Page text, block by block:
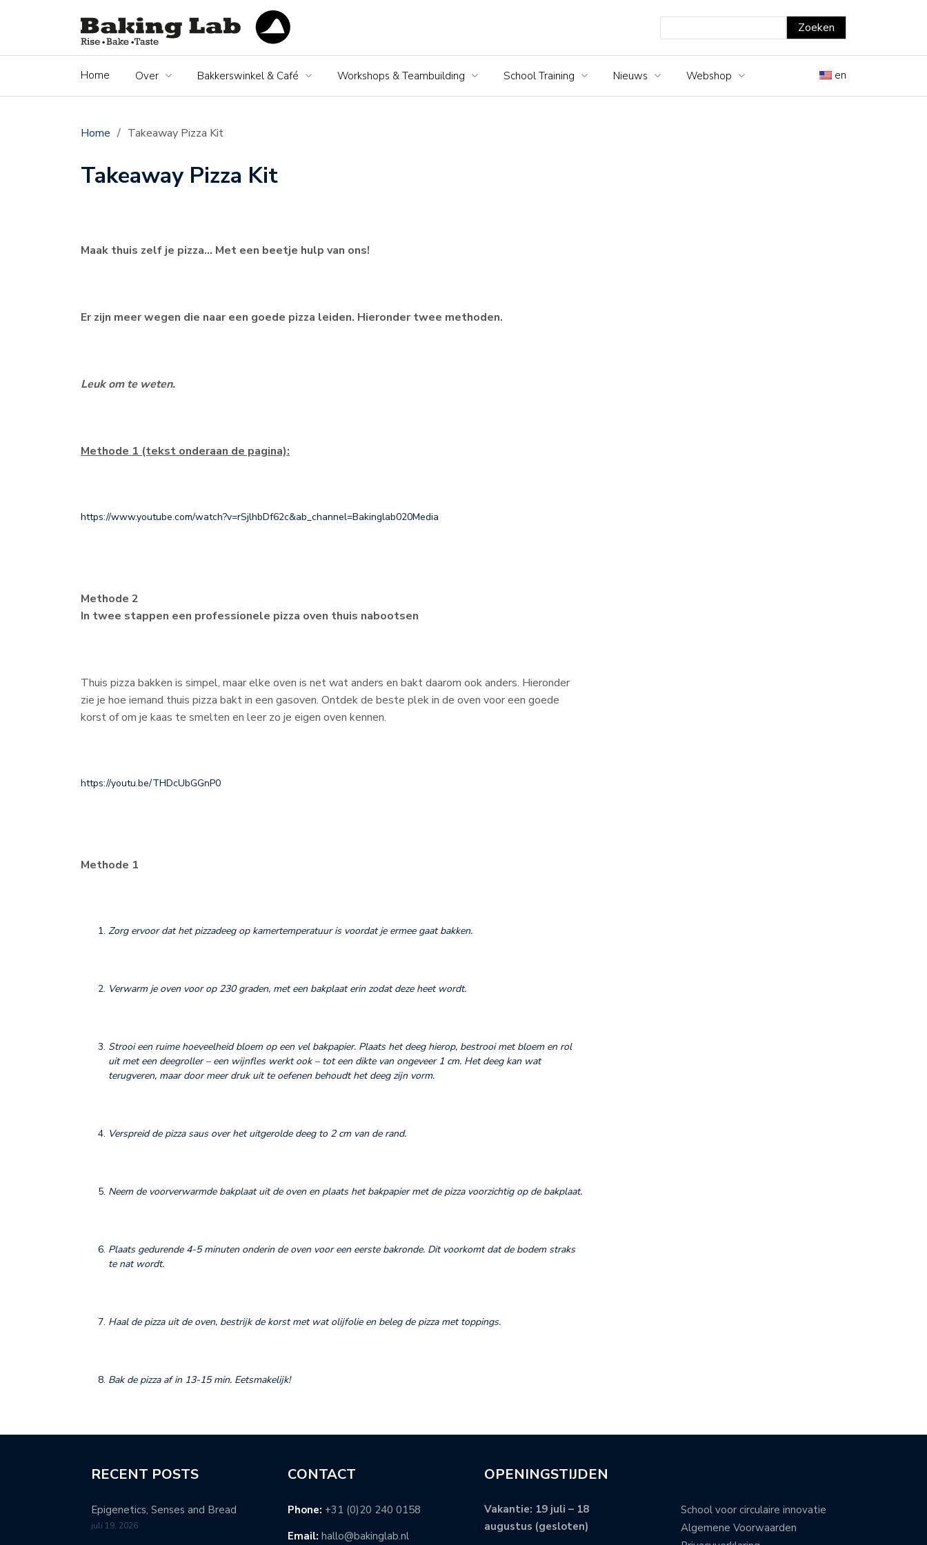
en
Home Over Bakkerswinkel & Café Workshops & Teambuilding School Training Nieuws Webshop
Home / Takeaway Pizza Kit
Takeaway Pizza Kit
Maak thuis zelf je pizza… Met een beetje hulp van ons!
Er zijn meer wegen die naar een goede pizza leiden. Hieronder twee methoden.
Leuk om te weten.
Methode 1 (tekst onderaan de pagina):
https://www.youtube.com/watch?v=rSjlhbDf62c&ab_channel=Bakinglab020Media
Methode 2
In twee stappen een professionele pizza oven thuis nabootsen
Thuis pizza bakken is simpel, maar elke oven is net wat anders en bakt daarom ook anders. Hieronder
zie je hoe iemand thuis pizza bakt in een gasoven. Ontdek de beste plek in de oven voor een goede
korst of om je kaas te smelten en leer zo je eigen oven kennen.
https://youtu.be/THDcUbGGnP0
Methode 1
Zorg ervoor dat het pizzadeeg op kamertemperatuur is voordat je ermee gaat bakken.
Verwarm je oven voor op 230 graden, met een bakplaat erin zodat deze heet wordt.
Strooi een ruime hoeveelheid bloem op een vel bakpapier. Plaats het deeg hierop, bestrooi met bloem en rol
uit met een deegroller – een wijnfles werkt ook – tot een dikte van ongeveer 1 cm. Het deeg kan wat
terugveren, maar door meer druk uit te oefenen behoudt het deeg zijn vorm.
Verspreid de pizza saus over het uitgerolde deeg to 2 cm van de rand.
Neem de voorverwarmde bakplaat uit de oven en plaats het bakpapier met de pizza voorzichtig op de bakplaat.
Plaats gedurende 4-5 minuten onderin de oven voor een eerste bakronde. Dit voorkomt dat de bodem straks
te nat wordt.
Haal de pizza uit de oven, bestrijk de korst met wat olijfolie en beleg de pizza met toppings.
Bak de pizza af in 13-15 min. Eetsmakelijk!
RECENT POSTS
Epigenetics, Senses and Bread
juli 19, 2026
CONTACT
Phone: +31 (0)20 240 0158
Email: hallo@bakinglab.nl
OPENINGSTIJDEN
Vakantie: 19 juli – 18
augustus (gesloten)
School voor circulaire innovatie
Algemene Voorwaarden